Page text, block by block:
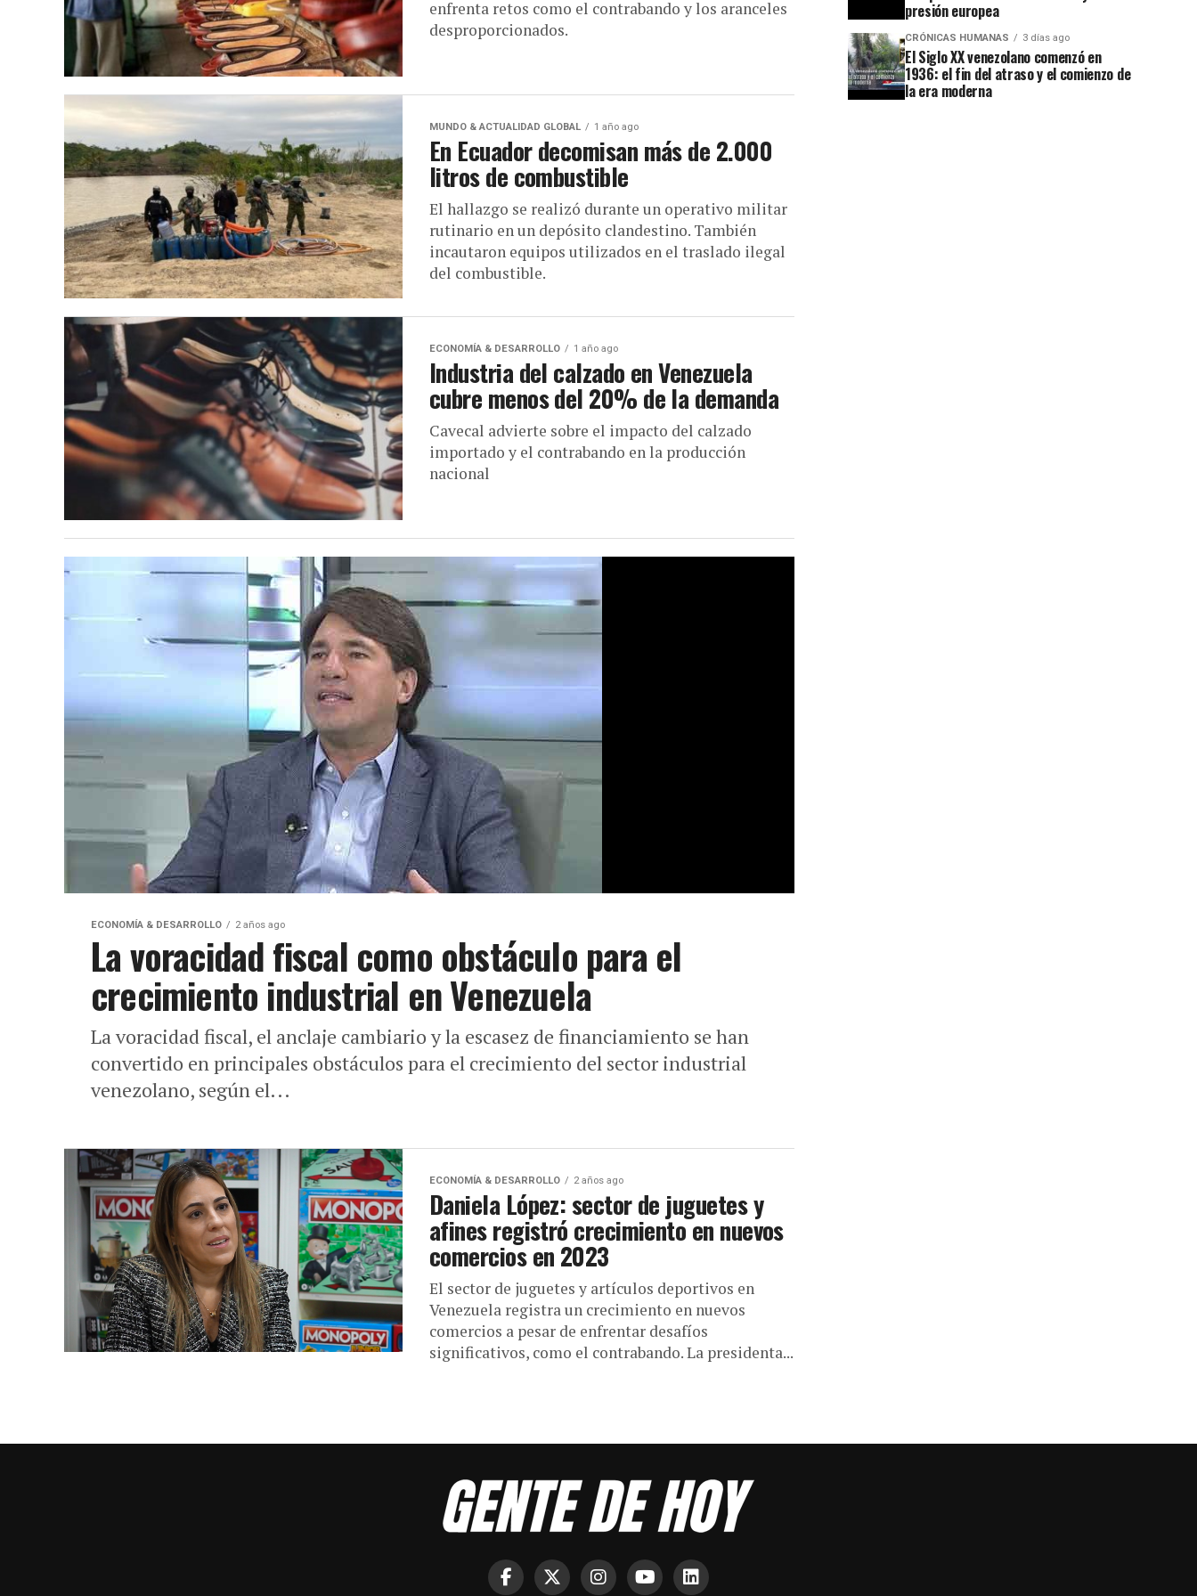
enfrenta retos como el contrabando y los aranceles
desproporcionados.
MUNDO & ACTUALIDAD GLOBAL 1 año ago
En Ecuador decomisan más de 2.000
litros de combustible
El hallazgo se realizó durante un operativo militar
rutinario en un depósito clandestino. También
incautaron equipos utilizados en el traslado ilegal
del combustible.
ECONOMÍA & DESARROLLO 1 año ago
Industria del calzado en Venezuela
cubre menos del 20% de la demanda
Cavecal advierte sobre el impacto del calzado
importado y el contrabando en la producción
nacional
ECONOMÍA & DESARROLLO 2 años ago
La voracidad fiscal como obstáculo para el
crecimiento industrial en Venezuela
La voracidad fiscal, el anclaje cambiario y la escasez de financiamiento se han
convertido en principales obstáculos para el crecimiento del sector industrial
venezolano, según el...
ECONOMÍA & DESARROLLO 2 años ago
Daniela López: sector de juguetes y
afines registró crecimiento en nuevos
comercios en 2023
El sector de juguetes y artículos deportivos en
Venezuela registra un crecimiento en nuevos
comercios a pesar de enfrentar desafíos
significativos, como el contrabando. La presidenta...
presión europea
CRÓNICAS HUMANAS 3 días ago
El Siglo XX venezolano comenzó en
1936: el fin del atraso y el comienzo de
la era moderna